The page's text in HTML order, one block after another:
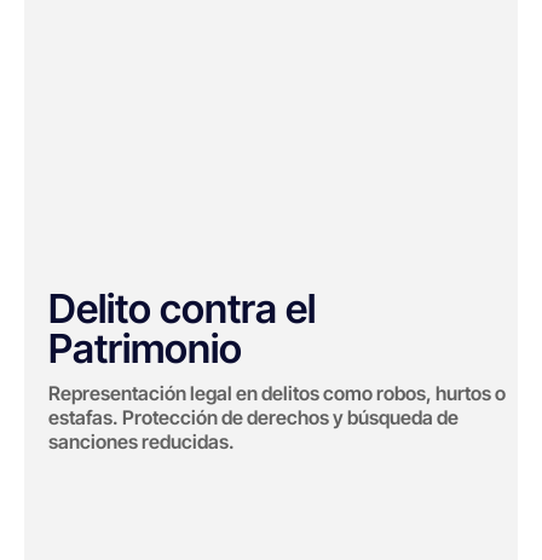
Delito contra el
Patrimonio
Representación legal en delitos como robos, hurtos o
estafas. Protección de derechos y búsqueda de
sanciones reducidas.